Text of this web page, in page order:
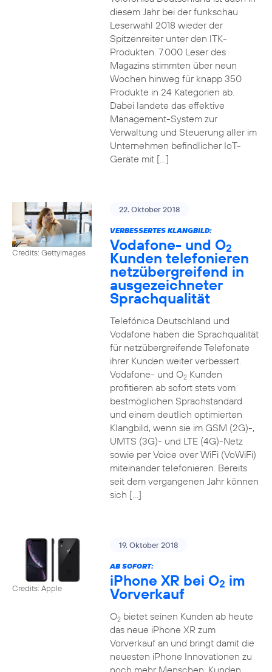
diesem Jahr bei der funkschau
Leserwahl 2018 wieder der
Spitzenreiter unter den ITK-
Produkten. 7.000 Leser des
Magazins stimmten über neun
Wochen hinweg für knapp 350
Produkte in 24 Kategorien ab.
Dabei landete das effektive
Management-System zur
Verwaltung und Steuerung aller im
Unternehmen befindlicher IoT-
Geräte mit […]
Credits: Gettyimages
22. Oktober 2018
VERBESSERTES KLANGBILD:
Vodafone- und O2
Kunden telefonieren
netzübergreifend in
ausgezeichneter
Sprachqualität
Telefónica Deutschland und
Vodafone haben die Sprachqualität
für netzübergreifende Telefonate
ihrer Kunden weiter verbessert.
Vodafone- und O2Kunden
profitieren ab sofort stets vom
bestmöglichen Sprachstandard
und einem deutlich optimierten
Klangbild, wenn sie im GSM (2G)-,
UMTS (3G)- und LTE (4G)-Netz
sowie per Voice over WiFi (VoWiFi)
miteinander telefonieren. Bereits
seit dem vergangenen Jahr können
sich […]
Credits: Apple
19. Oktober 2018
AB SOFORT:
iPhone XR bei O2 im
Vorverkauf
O2bietet seinen Kunden ab heute
das neue iPhone XR zum
Vorverkauf an und bringt damit die
neuesten iPhone Innovationen zu
noch mehr Menschen. Kunden